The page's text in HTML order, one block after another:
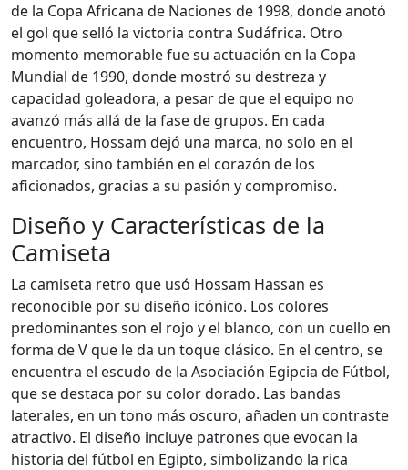
de la Copa Africana de Naciones de 1998, donde anotó
el gol que selló la victoria contra Sudáfrica. Otro
momento memorable fue su actuación en la Copa
Mundial de 1990, donde mostró su destreza y
capacidad goleadora, a pesar de que el equipo no
avanzó más allá de la fase de grupos. En cada
encuentro, Hossam dejó una marca, no solo en el
marcador, sino también en el corazón de los
aficionados, gracias a su pasión y compromiso.
Diseño y Características de la
Camiseta
La camiseta retro que usó Hossam Hassan es
reconocible por su diseño icónico. Los colores
predominantes son el rojo y el blanco, con un cuello en
forma de V que le da un toque clásico. En el centro, se
encuentra el escudo de la Asociación Egipcia de Fútbol,
que se destaca por su color dorado. Las bandas
laterales, en un tono más oscuro, añaden un contraste
atractivo. El diseño incluye patrones que evocan la
historia del fútbol en Egipto, simbolizando la rica